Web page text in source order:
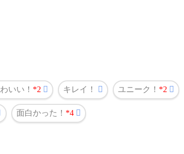
いい！ 2 キレイ！ ユニーク！ 2
面白かった！ 4